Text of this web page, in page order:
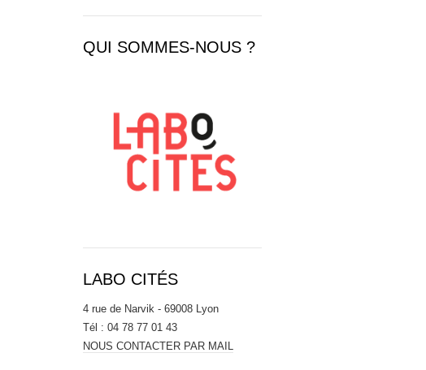
QUI SOMMES-NOUS ?
LABO CITÉS
4 rue de Narvik - 69008 Lyon
Tél : 04 78 77 01 43
NOUS CONTACTER PAR MAIL